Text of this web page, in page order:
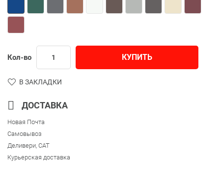
Кол-во КУПИТЬ
В ЗАКЛАДКИ
ДОСТАВКА
Новая Почта
Самовывоз
Деливери, CAT
Курьерская доставка